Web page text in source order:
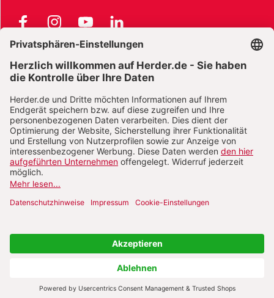
FacebookInstagramYouTubeLinkedIn
Lieferungs- und Zahlungsbedingungen Datenschutz
Barrierefreiheit
Vertrag widerrufen